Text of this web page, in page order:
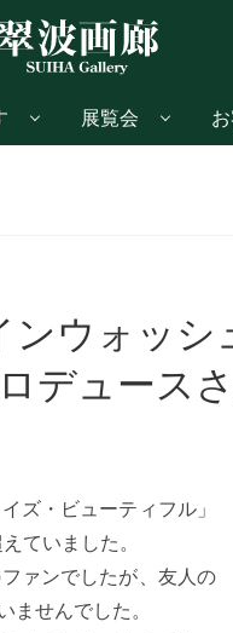
展覧会
ンウォッシ
デュース
ズ・ビューティフル」
ていました。
ァンでしたが、友人の
ませんでした。